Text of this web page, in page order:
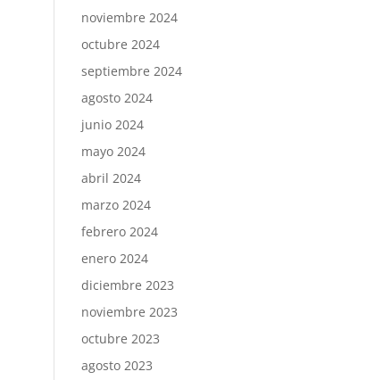
noviembre 2024
octubre 2024
septiembre 2024
agosto 2024
junio 2024
mayo 2024
abril 2024
marzo 2024
febrero 2024
enero 2024
diciembre 2023
noviembre 2023
octubre 2023
agosto 2023